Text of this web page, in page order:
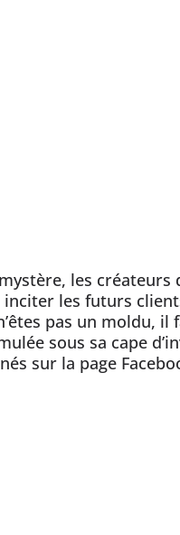
les
les futurs
pas un moldu,
sous sa cape
sur la page